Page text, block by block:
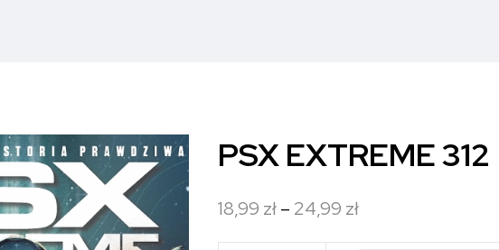
PSX EXTREME 312
18,99 zł– 24,99 złZakres
cen: